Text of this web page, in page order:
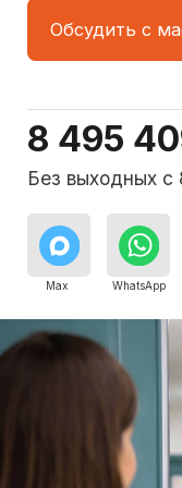
Специалисты работают
и Подмосковью,
в течение 2-х часов.
Команда